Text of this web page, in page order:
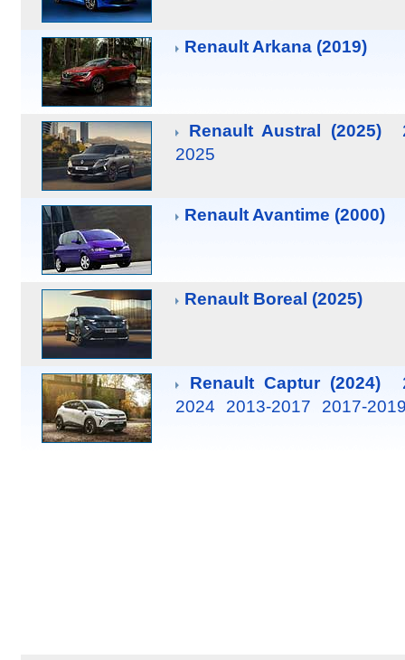
Renault Arkana (2019)
Renault Austral (2025)
2025
Renault Avantime (2000)
Renault Boreal (2025)
Renault Captur (2024)
2024
2013-2017 2017-